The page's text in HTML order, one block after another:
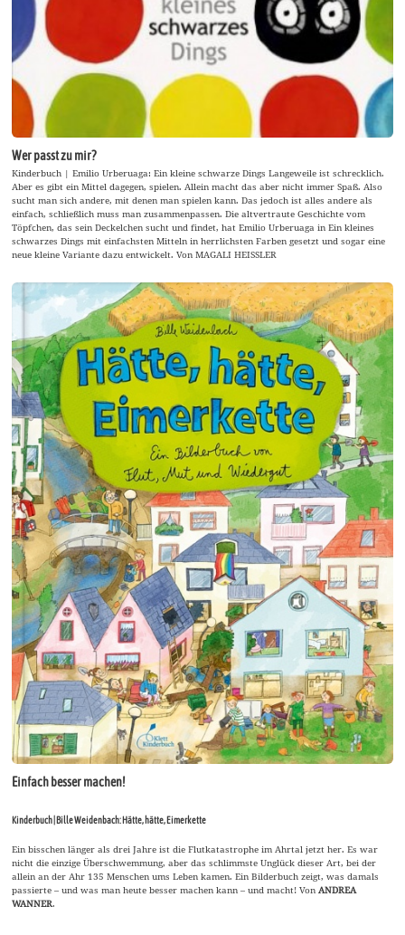
Wer passt zu mir?
Kinderbuch | Emilio Urberuaga: Ein kleine schwarze Dings Langeweile ist schrecklich.
Aber es gibt ein Mittel dagegen, spielen. Allein macht das aber nicht immer Spaß. Also
sucht man sich andere, mit denen man spielen kann. Das jedoch ist alles andere als
einfach, schließlich muss man zusammenpassen. Die altvertraute Geschichte vom
Töpfchen, das sein Deckelchen sucht und findet, hat Emilio Urberuaga in Ein kleines
schwarzes Dings mit einfachsten Mitteln in herrlichsten Farben gesetzt und sogar eine
neue kleine Variante dazu entwickelt. Von MAGALI HEISSLER
Einfach besser machen!
Kinderbuch | Bille Weidenbach: Hätte, hätte, Eimerkette
Ein bisschen länger als drei Jahre ist die Flutkatastrophe im Ahrtal jetzt her. Es war
nicht die einzige Überschwemmung, aber das schlimmste Unglück dieser Art, bei der
allein an der Ahr 135 Menschen ums Leben kamen. Ein Bilderbuch zeigt, was damals
passierte – und was man heute besser machen kann – und macht! VonANDREA
WANNER.